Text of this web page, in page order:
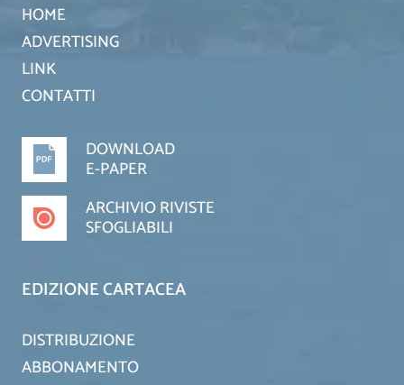
HOME
ADVERTISING
LINK
CONTATTI
DOWNLOAD
E-PAPER
ARCHIVIO RIVISTE
SFOGLIABILI
EDIZIONE CARTACEA
DISTRIBUZIONE
ABBONAMENTO